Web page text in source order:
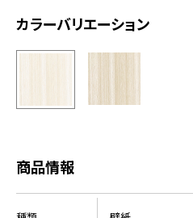
お知らせ プライバシーポリシー
カラーバリエーション
商品情報